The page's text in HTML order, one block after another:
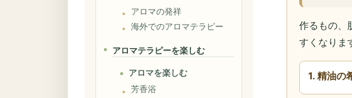
作るもの、
すくなりま
1. 精油の
アロマの発祥
海外でのアロマテラピー
アロマテラピーを楽しむ
アロマを楽しむ
芳香浴